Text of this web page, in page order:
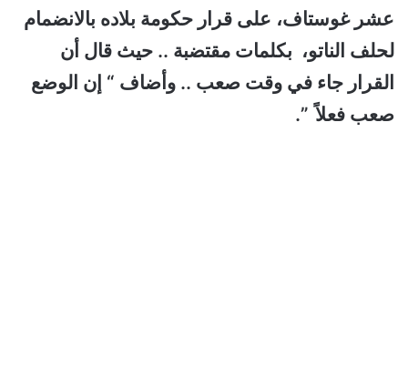
عشر غوستاف، على قرار حكومة بلاده بالانضمام
لحلف الناتو، بكلمات مقتضبة .. حيث قال أن
القرار جاء في وقت صعب .. وأضاف “ إن الوضع
صعب فعلاً ”.